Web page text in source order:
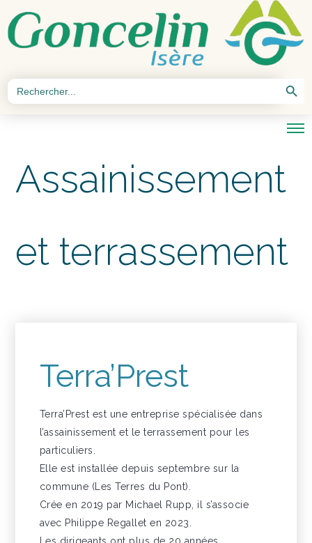
Search
for:
Search Button
Assainissement
et terrassement
Terra’Prest
Terra’Prest est une entreprise spécialisée dans
l’assainissement et le terrassement pour les
particuliers.
Elle est installée depuis septembre sur la
commune (Les Terres du Pont).
Crée en 2019 par Michael Rupp, il s’associe
avec Philippe Regallet en 2023.